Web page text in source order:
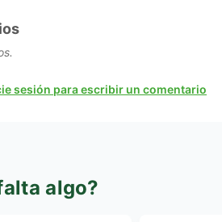
sesión para escribir un comentario
algo?